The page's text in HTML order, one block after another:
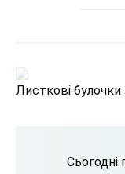
Листкові